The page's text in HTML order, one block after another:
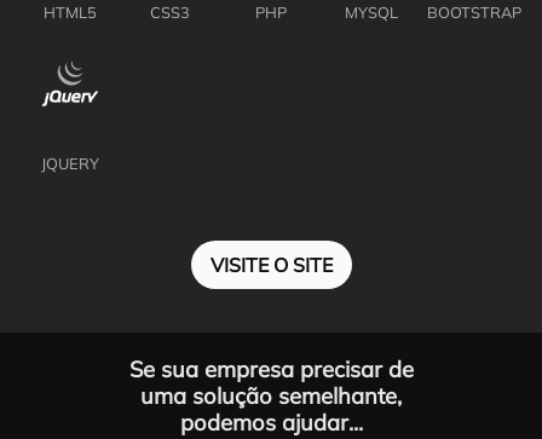
HTML5 CSS3 PHP MYSQL BOOTSTRAP
JQUERY
VISITE O SITE
Se sua empresa precisar de
uma solução semelhante,
podemos ajudar...